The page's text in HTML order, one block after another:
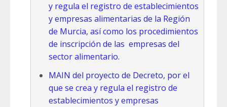
y regula el registro de establecimientos
y empresas alimentarias de la Región
de Murcia, así como los procedimientos
de inscripción de las empresas del
sector alimentario.
MAIN del proyecto de Decreto, por el
que se crea y regula el registro de
establecimientos y empresas